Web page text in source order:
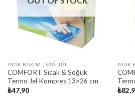
AYAK BAKIMI, SAĞLIĞI
COMFORT Sıcak & Soğuk
Termo Jel Kompres 13×26 cm
₺47,90
AYAK
₺